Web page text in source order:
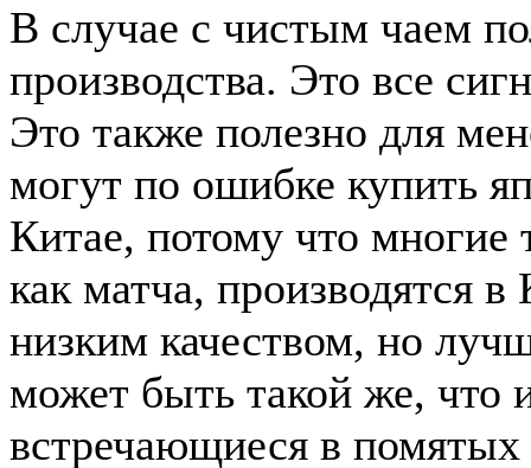
В случае с чистым чаем
производства. Это все
Это также полезно для
могут по ошибке купить
Китае, потому что
как матча, производятся в
низким качеством, но
может быть такой же, что
встречающиеся в помятых